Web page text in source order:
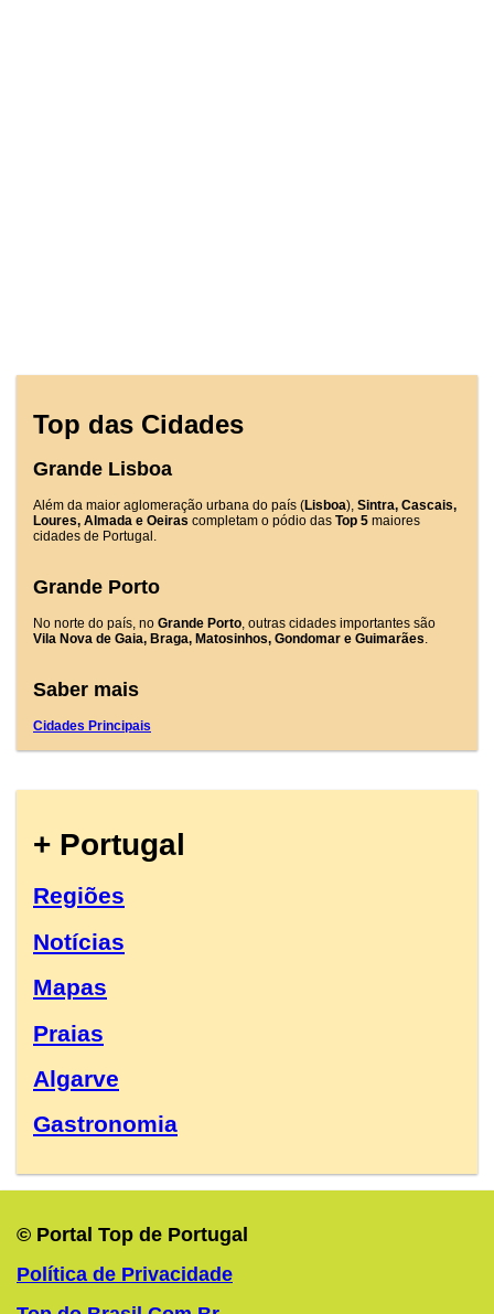
Top das Cidades
Grande Lisboa
Além da maior aglomeração urbana do país (Lisboa), Sintra, Cascais,
Loures, Almada e Oeiras completam o pódio das Top 5 maiores
cidades de Portugal.
Grande Porto
No norte do país, no Grande Porto, outras cidades importantes são
Vila Nova de Gaia, Braga, Matosinhos, Gondomar e Guimarães.
Saber mais
Cidades Principais
+ Portugal
Regiões
Notícias
Mapas
Praias
Algarve
Gastronomia
© Portal Top de Portugal
Política de Privacidade